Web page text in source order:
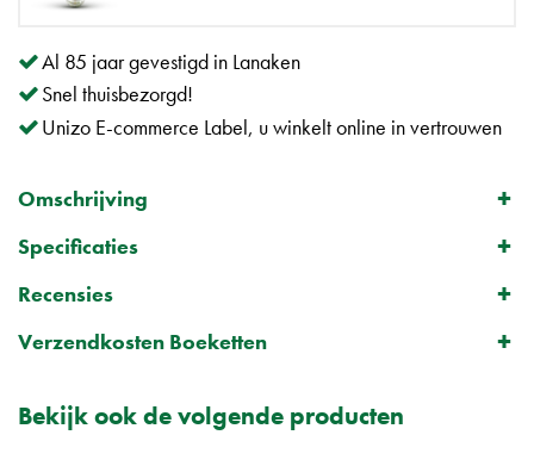
Al 85 jaar gevestigd in Lanaken
Snel thuisbezorgd!
Unizo E-commerce Label, u winkelt online in vertrouwen
Omschrijving
Specificaties
Recensies
Verzendkosten Boeketten
Bekijk ook de volgende producten